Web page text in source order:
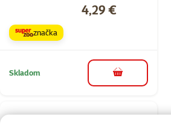
Cena
4,29 €
značka
Skladom do košíka